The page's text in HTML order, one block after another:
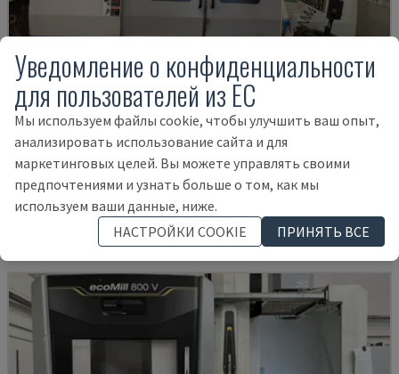
MYNX 550
DAEWOO - ВЕРТИКАЛЬНЫЙ ОБРАБАТЫВАЮЩИЙ ЦЕНТР
ИТАЛИЯ 2003
21.000 €
Уведомление о конфиденциальности
для пользователей из ЕС
Мы используем файлы cookie, чтобы улучшить ваш опыт,
анализировать использование сайта и для
маркетинговых целей. Вы можете управлять своими
предпочтениями и узнать больше о том, как мы
используем ваши данные, ниже.
НАСТРОЙКИ COOKIE
ПРИНЯТЬ ВСЕ